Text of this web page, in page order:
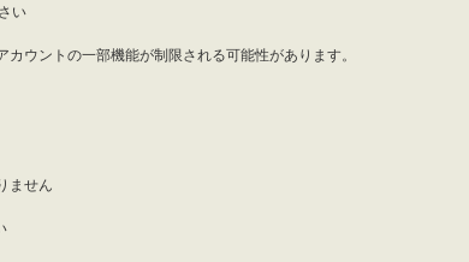
い
ウントの一部機能が制限される可能性があります。
ません